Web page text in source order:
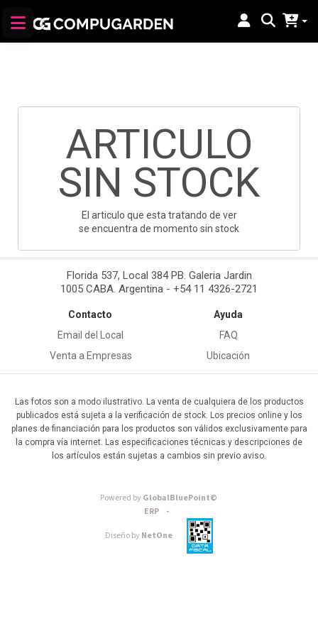
ARTICULO
SIN STOCK
El articulo que esta tratando de ver
se encuentra de momento sin stock
Florida 537, Local 384 PB. Galeria Jardin
1005 CABA. Argentina - +54 11 4326-2721
Contacto
Email del Local
Venta a Empresas
Ayuda
FAQ
Ubicación
Las fotos son a modo ilustrativo. La venta de cualquiera de los productos
publicados está sujeta a la verificación de stock. Los precios online y los
planes de financiación para los productos son válidos exclusivamente para
la compra vía internet. Las especificaciones técnicas y descripciones de
los artículos están sujetas a cambios sin previo aviso.
Powered byGlobalBluePoint©
ERP -
Diseño byNetOne